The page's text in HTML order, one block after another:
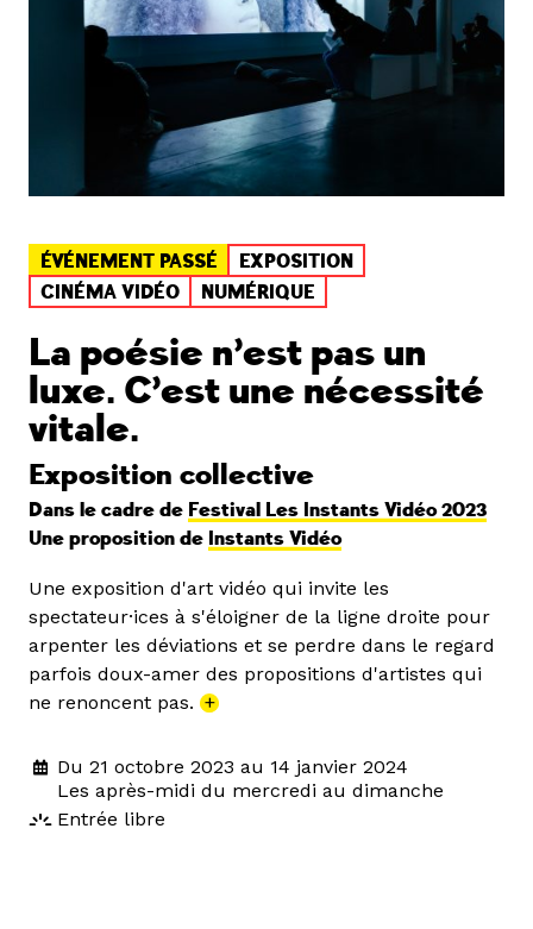
ÉVÉNEMENT PASSÉ
EXPOSITION
CINÉMA VIDÉO
NUMÉRIQUE
La poésie n’est pas un
luxe. C’est une nécessité
vitale.
Exposition collective
Dans le cadre de Festival Les Instants Vidéo 2023
Une proposition de Instants Vidéo
Une exposition d'art vidéo qui invite les
spectateur·ices à s'éloigner de la ligne droite pour
arpenter les déviations et se perdre dans le regard
parfois doux-amer des propositions d'artistes qui
ne renoncent pas. +
Du 21 octobre 2023 au 14 janvier 2024
Les après-midi du mercredi au dimanche
Entrée libre